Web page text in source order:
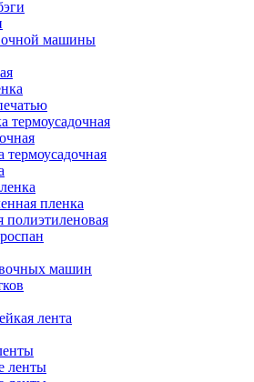
машины
термоусадочная
термоусадочная
пленка
полиэтиленовая
машин
лента
ленты